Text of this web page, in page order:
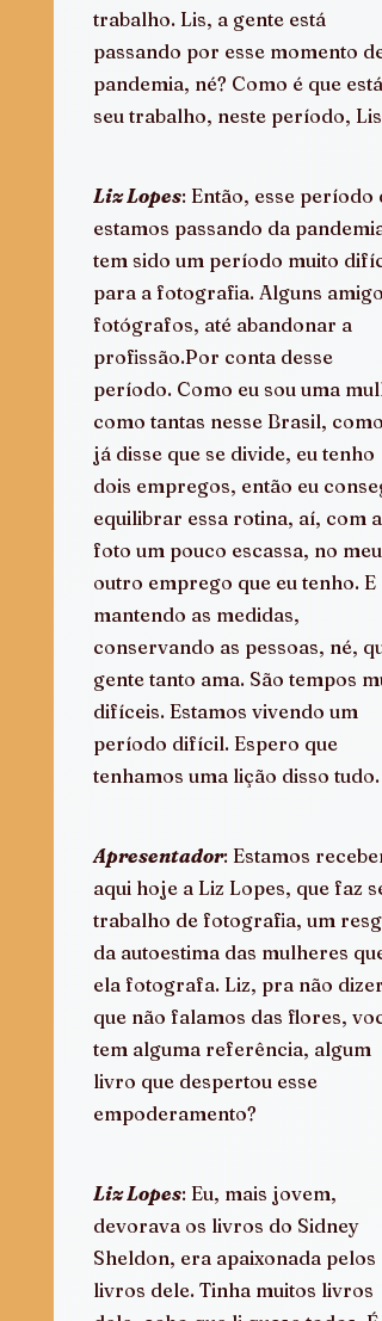
trabalho. Lis, a gente está
passando por esse momento de
pandemia, né? Como é que está
seu trabalho, neste período, Lis?
Liz Lopes: Então, esse período
estamos passando da pandemia
tem sido um período muito
para a fotografia. Alguns
fotógrafos, até abandonar a
profissão.Por conta desse
período. Como eu sou uma
como tantas nesse Brasil, como
já disse que se divide, eu tenho
dois empregos, então eu
equilibrar essa rotina, aí, com a
foto um pouco escassa, no meu
outro emprego que eu tenho. E
mantendo as medidas,
conservando as pessoas, né,
gente tanto ama. São tempos
difíceis. Estamos vivendo um
período difícil. Espero que
tenhamos uma lição disso tudo.
Apresentador: Estamos
aqui hoje a Liz Lopes, que faz
trabalho de fotografia, um
da autoestima das mulheres que
ela fotografa. Liz, pra não dizer
que não falamos das flores,
tem alguma referência, algum
livro que despertou esse
empoderamento?
Liz Lopes: Eu, mais jovem,
devorava os livros do Sidney
Sheldon, era apaixonada pelos
livros dele. Tinha muitos livros